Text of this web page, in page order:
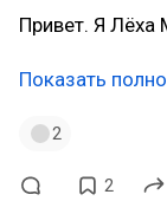
Привет. Я Лёха
Показать
2
2